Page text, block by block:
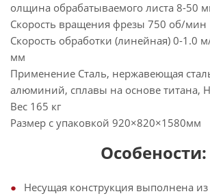
олщина обрабатываемого листа 8-50
Скорость вращения фрезы 750 об/мин
Скорость обработки (линейная) 0-1.0
мм
Применение Сталь, нержавеющая
алюминий, сплавы на основе титана,
Вес 165 кг
Размер с упаковкой 920×820×1580мм
Особености:
Несущая конструкция выполнена из